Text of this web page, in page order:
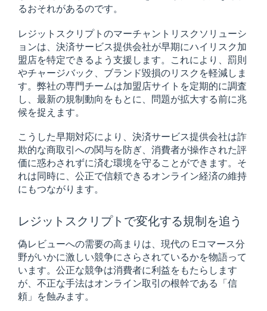
るおそれがあるのです。
レジットスクリプトのマーチャントリスクソリューシ
ョンは、決済サービス提供会社が早期にハイリスク加
盟店を特定できるよう支援します。これにより、罰則
やチャージバック、ブランド毀損のリスクを軽減しま
す。弊社の専門チームは加盟店サイトを定期的に調査
し、最新の規制動向をもとに、問題が拡大する前に兆
候を捉えます。
こうした早期対応により、決済サービス提供会社は詐
欺的な商取引への関与を防ぎ、消費者が操作された評
価に惑わされずに済む環境を守ることができます。そ
れは同時に、公正で信頼できるオンライン経済の維持
にもつながります。
レジットスクリプトで変化する規制を追う
偽レビューへの需要の高まりは、現代の Eコマース分
野がいかに激しい競争にさらされているかを物語って
います。公正な競争は消費者に利益をもたらします
が、不正な手法はオンライン取引の根幹である「信
頼」を蝕みます。